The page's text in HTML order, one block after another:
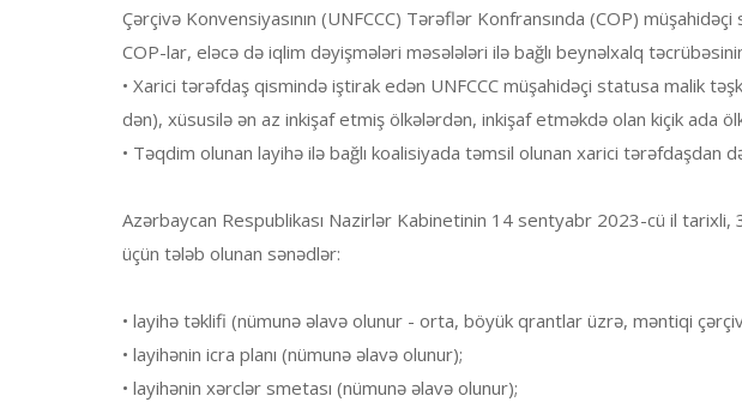
Çərçivə Konvensiyasının (UNFCCC) Tərəflər Konfransında (COP)
COP-lar, eləcə də iqlim dəyişmələri məsələləri ilə bağlı beynəlxalq
• Xarici tərəfdaş qismində iştirak edən UNFCCC müşahidəçi statusa malik
dən), xüsusilə ən az inkişaf etmiş ölkələrdən, inkişaf etməkdə olan kiçik ada
• Təqdim olunan layihə ilə bağlı koalisiyada təmsil olunan xarici tərəfdaşdan
Azərbaycan Respublikası Nazirlər Kabinetinin 14 sentyabr 2023-cü il tarixli,
üçün tələb olunan sənədlər:
• layihə təklifi (nümunə əlavə olunur - orta, böyük qrantlar üzrə, məntiqi
• layihənin icra planı (nümunə əlavə olunur);
• layihənin xərclər smetası (nümunə əlavə olunur);